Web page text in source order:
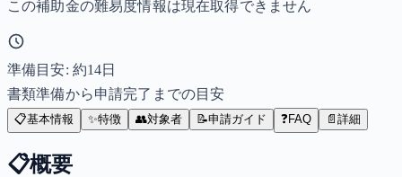
この補助金の難易度情報は現在取得できません
準備目安: 約14日
書類準備から申請完了までの目安
📋基本情報 ✨特徴 👥対象者 📝申請ガイド ❓FAQ 📄 詳細
📋概要